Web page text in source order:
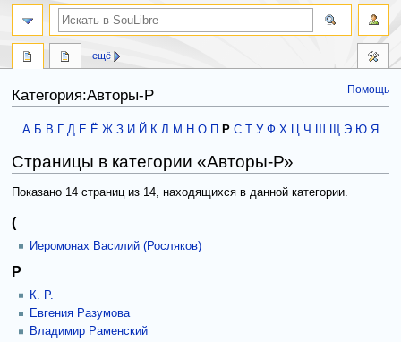
Помощь
Категория:Авторы-Р
Перейти
навигации
Перейти
поиску
А Б В Д Е Ё Ж З И Й К Л М Н О Р С У Ф Х Ц Ч Ш Щ Э Ю Я
Страницы в категории «Авторы-Р»
Показано 14 страниц из 14, находящихся в данной категории.
(
Иеромонах Василий (Росляков)
Р
К. Р.
Евгения Разумова
Владимир Раменский
ещё